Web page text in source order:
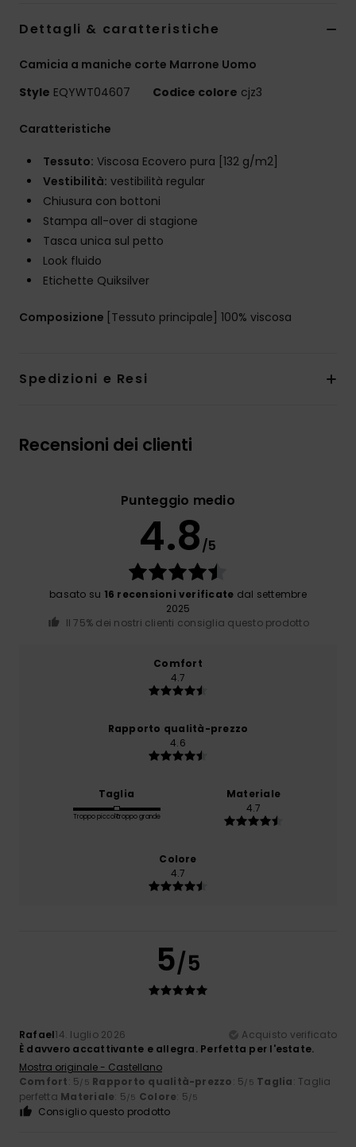
Dettagli & caratteristiche
Camicia a maniche corte Marrone Uomo
Style EQYWT04607 Codice colore cjz3
Caratteristiche
Tessuto: Viscosa Ecovero pura [132 g/m2]
Vestibilità: vestibilità regular
Chiusura con bottoni
Stampa all-over di stagione
Tasca unica sul petto
Look fluido
Etichette Quiksilver
Composizione [Tessuto principale] 100% viscosa
Spedizioni e Resi
Recensioni dei clienti
Punteggio medio
4.8/5
basato su 16 recensioni verificate dal settembre
2025
Il 75% dei nostri clienti consiglia questo prodotto
Comfort
4.7
Rapporto qualità-prezzo
4.6
Taglia
Troppo piccoloTroppo grande
Materiale
4.7
Colore
4.7
5/5
Rafael14. luglio 2026
Acquisto verificato
È davvero accattivante e allegra. Perfetta per l'estate.
Mostra originale - Castellano
Comfort: 5/5 Rapporto qualità-prezzo: 5/5 Taglia: Taglia
perfetta Materiale: 5/5 Colore: 5/5
Consiglio questo prodotto